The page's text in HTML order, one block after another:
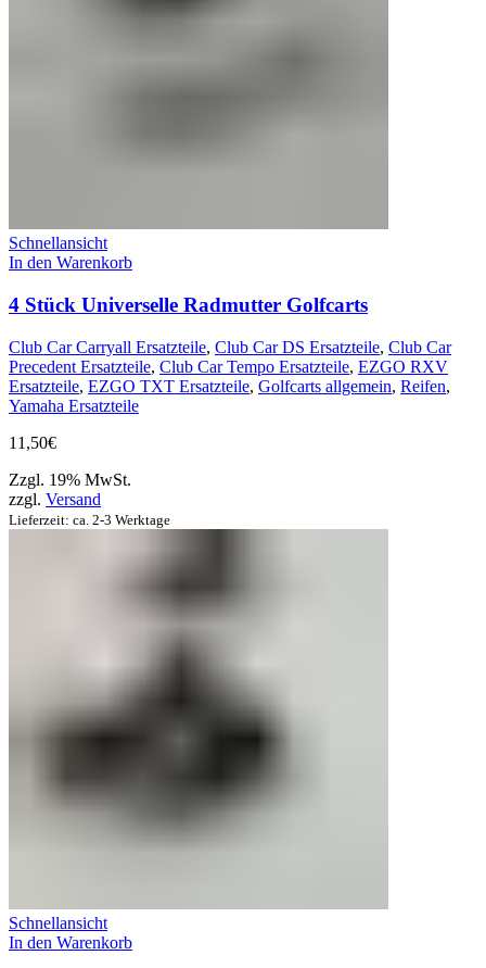
Schnellansicht
In den Warenkorb
4 Stück Universelle Radmutter Golfcarts
Club Car Carryall Ersatzteile, Club Car DS Ersatzteile, Club Car
Precedent Ersatzteile, Club Car Tempo Ersatzteile, EZGO RXV
Ersatzteile, EZGO TXT Ersatzteile, Golfcarts allgemein, Reifen,
Yamaha Ersatzteile
11,50€
Zzgl. 19% MwSt.
zzgl. Versand
Lieferzeit: ca. 2-3 Werktage
Schnellansicht
In den Warenkorb